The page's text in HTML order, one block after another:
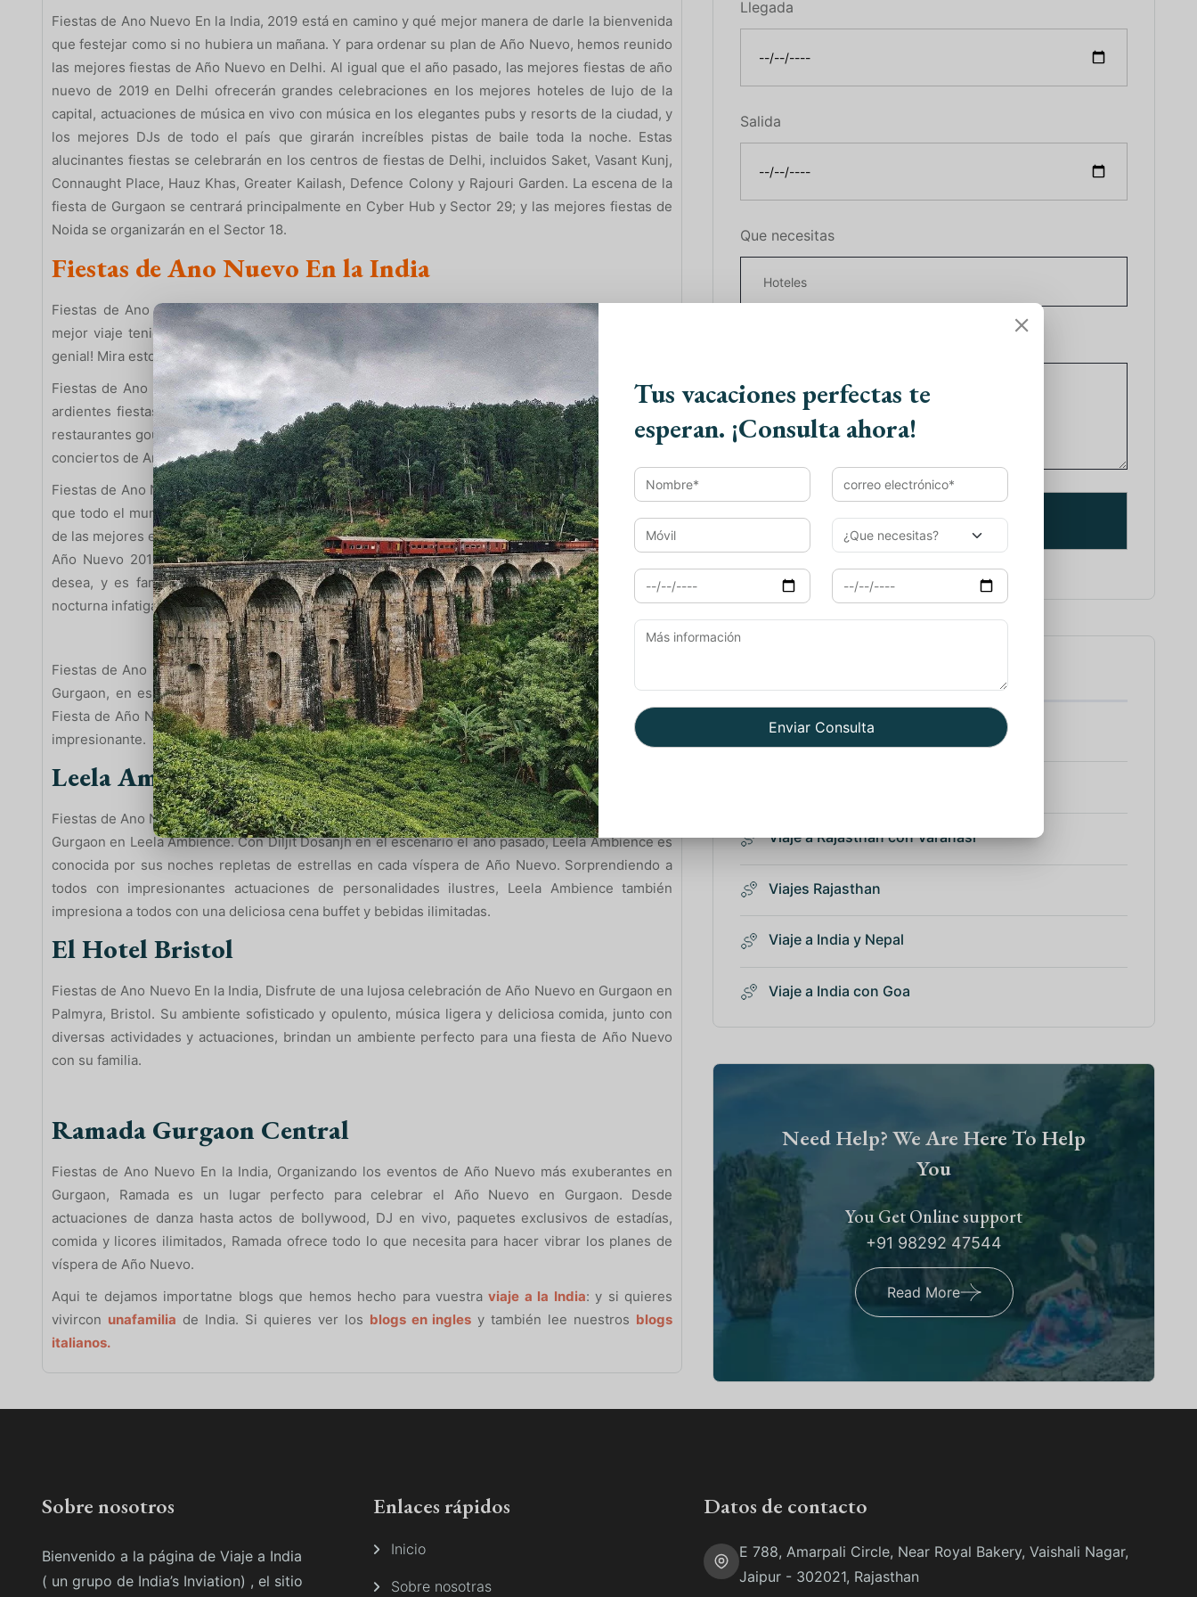
Fiestas de Ano Nuevo En la India, 2019 está en camino y qué mejor manera de darle la bienvenida
que festejar como si no hubiera un mañana. Y para ordenar su plan de Año Nuevo, hemos reunido
las mejores fiestas de Año Nuevo en Delhi. Al igual que el año pasado, las mejores fiestas de año
nuevo de 2019 en Delhi ofrecerán grandes celebraciones en los mejores hoteles de lujo de la
capital, actuaciones de música en vivo con música en los elegantes pubs y resorts de la ciudad, y
los mejores DJs de todo el país que girarán increíbles pistas de baile toda la noche. Estas
alucinantes fiestas se celebrarán en los centros de fiestas de Delhi, incluidos Saket, Vasant Kunj,
Connaught Place, Hauz Khas, Greater Kailash, Defence Colony y Rajouri Garden. La escena de la
fiesta de Gurgaon se centrará principalmente en Cyber ​​Hub y Sector 29; y las mejores fiestas de
Noida se organizarán en el Sector 18.
Fiestas de Ano Nuevo En la India
Fiestas de Ano Nuevo En la India, planifique su viaje conIndia’s Invitationahora y creamos el
mejor viaje teniendo en cuenta el clima y otras condiciones. ¡Nos aseguramos de que lo pases
genial! Mira esto si viajas enEnero,Febrero,Marzo Abril,Mayo,Junio, Julio o Agosto
Fiestas de Ano Nuevo En la India, Prepárese para repetir la historia y déjese deslumbrar con las
ardientes fiestas de Año Nuevo en Delhi. ¡Habrá música para tocar por pie de reconocidos DJs,
restaurantes gourmet, lo mejor de IMFL y mucho más! ¡Aquí está su receptor listo para los mejores
conciertos de Año Nuevo 2019 en Delhi, ya que estamos listos para este año!
Fiestas de Ano Nuevo En la India, con el Año Nuevo a la vuelta de la esquina, estamos seguros de
que todo el mundo planeará a toda máquina cómo entrar en el 2019 con estilo. Y cuando se trata
de las mejores escenas de fiesta en la ciudad, ¿cuál podría ser un lugar mejor que Gurgaon para el
Año Nuevo 2019? Gurgaon es el lugar perfecto para celebrar el Año Nuevo 2019, tal como lo
desea, y es famoso por ser uno de los lugares más vibrantes del país, que ofrece una vida
nocturna infatigable y elegantes clubes nocturnos y cafés.
Fiestas de Ano Nuevo En la India, los mejores hoteles para las fiestas de Año Nuevo de 2019 En
Gurgaon, en esa nota, aquí hay una lista impresionante de algunos de los mejores hoteles de
Fiesta de Año Nuevo en Gurgaon para que se despida a 2018, y entre en 2019 de la manera más
impresionante.
Leela Ambiente
Fiestas de Ano Nuevo En la India, Prepárate para una de las mejores fiestas de Año Nuevo 2019 en
Gurgaon en Leela Ambience. Con Diljit Dosanjh en el escenario el año pasado, Leela Ambience es
conocida por sus noches repletas de estrellas en cada víspera de Año Nuevo. Sorprendiendo a
todos con impresionantes actuaciones de personalidades ilustres, Leela Ambience también
impresiona a todos con una deliciosa cena buffet y bebidas ilimitadas.
El Hotel Bristol
Fiestas de Ano Nuevo En la India, Disfrute de una lujosa celebración de Año Nuevo en Gurgaon en
Palmyra, Bristol. Su ambiente sofisticado y opulento, música ligera y deliciosa comida, junto con
diversas actividades y actuaciones, brindan un ambiente perfecto para una fiesta de Año Nuevo
con su familia.
Ramada Gurgaon Central
Fiestas de Ano Nuevo En la India, Organizando los eventos de Año Nuevo más exuberantes en
Gurgaon, Ramada es un lugar perfecto para celebrar el Año Nuevo en Gurgaon. Desde
actuaciones de danza hasta actos de bollywood, DJ en vivo, paquetes exclusivos de estadías,
comida y licores ilimitados, Ramada ofrece todo lo que necesita para hacer vibrar los planes de
víspera de Año Nuevo.
Aqui te dejamos importatne blogs que hemos hecho para vuestraviaje a la India: y si quieres
vivircon unafamilia de India. Si quieres ver los blogs en ingles y también lee nuestros blogs
italianos.
Llegada
Salida
Que necesitas
Viaje a India
Viaje a Rajasthan con Varanasi
Viajes Rajasthan
Viaje a India y Nepal
Viaje a India con Goa
Need Help? We Are Here To Help
You
You Get Online support
+91 98292 47544
Read More
Sobre nosotros
Bienvenido a la página de Viaje a India
( un grupo de India’s Inviation) , el sitio
Enlaces rápidos
Inicio
Sobre nosotras
Datos de contacto
E 788, Amarpali Circle, Near Royal Bakery, Vaishali Nagar,
Jaipur - 302021, Rajasthan
Tus vacaciones perfectas te
esperan. ¡Consulta ahora!